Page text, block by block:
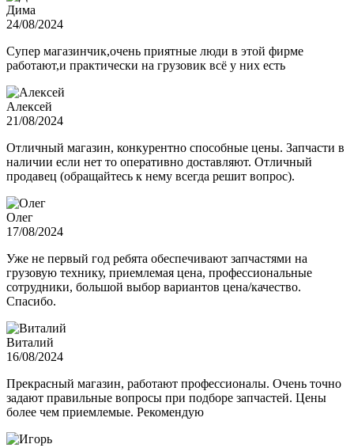
Дима
24/08/2024
Супер магазинчик,очень приятные люди в этой фирме
работают,и практически на грузовик всё у них есть
Алексей
21/08/2024
Отличный магазин, конкурентно способные цены. Запчасти в
наличии если нет то оперативно доставляют. Отличный
продавец (обращайтесь к нему всегда решит вопрос).
Олег
17/08/2024
Уже не первый год ребята обеспечивают запчастями на
грузовую технику, приемлемая цена, профессиональные
сотрудники, большой выбор вариантов цена/качество.
Спасибо.
Виталий
16/08/2024
Прекрасный магазин, работают профессионалы. Очень точно
задают правильные вопросы при подборе запчастей. Цены
более чем приемлемые. Рекомендую